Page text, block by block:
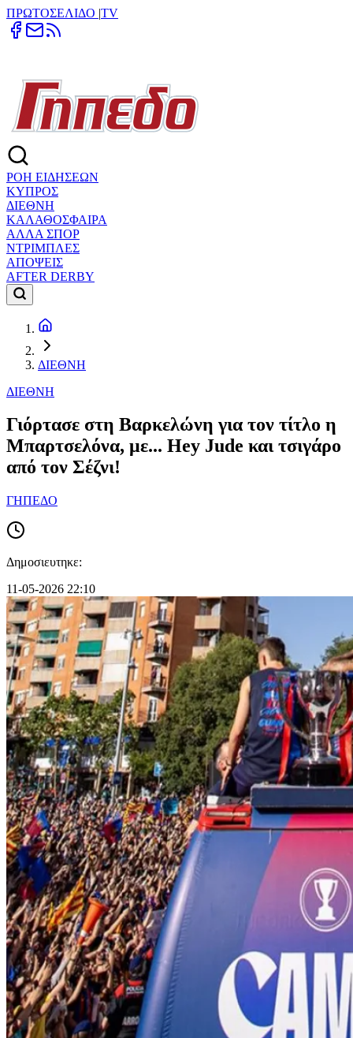
ΠΡΩΤΟΣΕΛΙΔΟ |TV
ΡΟΗ ΕΙΔΗΣΕΩΝ
ΚΥΠΡΟΣ
ΔΙΕΘΝΗ
ΚΑΛΑΘΟΣΦΑΙΡΑ
ΑΛΛΑ ΣΠΟΡ
ΝΤΡΙΜΠΛΕΣ
ΑΠΟΨΕΙΣ
AFTER DERBY
ΔΙΕΘΝΗ
ΔΙΕΘΝΗ
Γιόρτασε στη Βαρκελώνη για τον τίτλο η
Μπαρτσελόνα, με... Hey Jude και τσιγάρο
από τον Σέζνι!
ΓΗΠΕΔΟ
Δημοσιευτηκε:
11-05-2026 22:10